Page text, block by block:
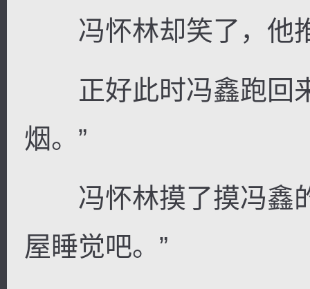
冯怀林却笑了，他
正好此时冯鑫跑回来
烟。”
冯怀林摸了摸冯鑫的
屋睡觉吧。”